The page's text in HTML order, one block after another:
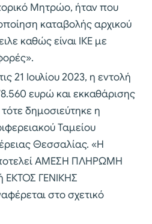
Μητρώο, ήταν που
καταβολής αρχικού
καθώς είναι ΙΚΕ με
21 Ιουλίου 2023, η εντολή
ευρώ και εκκαθάρισης
δημοσιεύτηκε η
Ταμείου
Θεσσαλίας. «Η
ΑΜΕΣΗ ΠΛΗΡΩΜΗ
ΕΚΤΟΣ ΓΕΝΙΚΗΣ
στο σχετικό